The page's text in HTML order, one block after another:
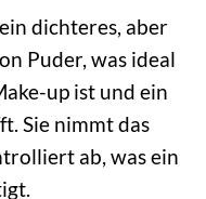
dichteres, aber
Puder, was ideal
up ist und ein
Sie nimmt das
ab, was ein